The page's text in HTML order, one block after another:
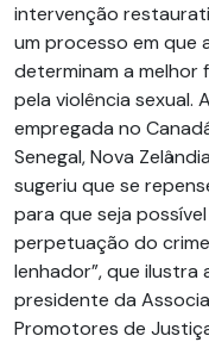
intervenção
um processo em que
determinam a melhor
pela violência sexual.
empregada no
Senegal, Nova
sugeriu que se
para que seja
perpetuação do
lenhador”, que ilustra
presidente da
Promotores de